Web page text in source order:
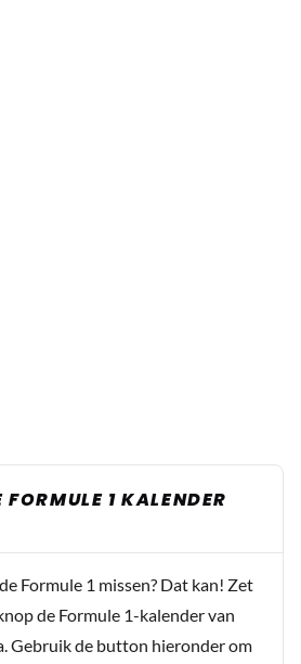
1 KALENDER
Formule 1 missen? Dat kan! Zet
de Formule 1-kalender van
Gebruik de button hieronder om